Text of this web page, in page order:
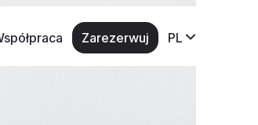
Zarezerwuj PL